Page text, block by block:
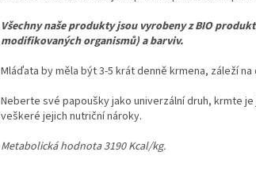
Všechny naše produkty jsou vyrobeny z BIO
modifikovaných organismů) a barviv.
Mláďata by měla být 3-5 krát denně krmena, záleží
Neberte své papoušky jako univerzální druh, krmte
veškeré jejich nutriční nároky.
Metabolická hodnota 3190 Kcal/kg.